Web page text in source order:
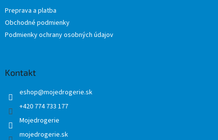
Preprava a platba
Obchodné podmienky
Podmienky ochrany osobných údajov
Kontakt
eshop@mojedrogerie.sk
+420 774 733 177
Mojedrogerie
mojedrogerie.sk